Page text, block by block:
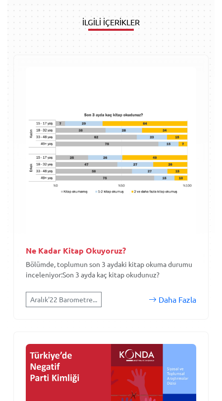
İLGİLİ İÇERİKLER
Ne Kadar Kitap Okuyoruz?
Bölümde, toplumun son 3 aydaki kitap okuma durumu
inceleniyor:Son 3 ayda kaç kitap okudunuz?
Aralık'22 Barometre... Daha Fazla